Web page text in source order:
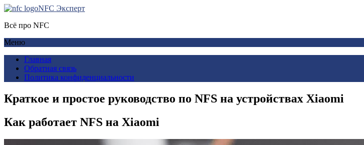
NFC Эксперт
Всё про NFC
Меню
Главная
Обратная связь
Политика конфиденциальности
Краткое и простое руководство по NFS на устройствах Xiaomi
Как работает NFS на Xiaomi